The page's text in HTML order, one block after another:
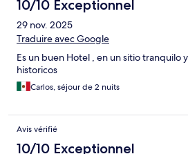
10/10 Exceptionnel
29 nov. 2025
Traduire avec Google
Es un buen Hotel , en un sitio tranquilo
historicos
Carlos, séjour de 2 nuits
Avis vérifié
10/10 Exceptionnel